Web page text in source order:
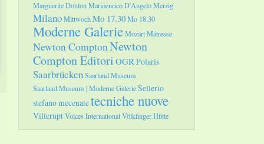
Marguerite DonlonMarioenrico D'AngeloMerzig
MilanoMittwochMo 17.30Mo 18.30
Moderne GalerieMozartMätresse
Newton ComptonNewton
Compton Editori OGRPolaris
SaarbrückenSaarland.Museum
Saarland.Museum | Moderne GalerieSellerio
stefano mecenatetecniche nuove
VilleruptVoices InternationalVölklinger Hütte